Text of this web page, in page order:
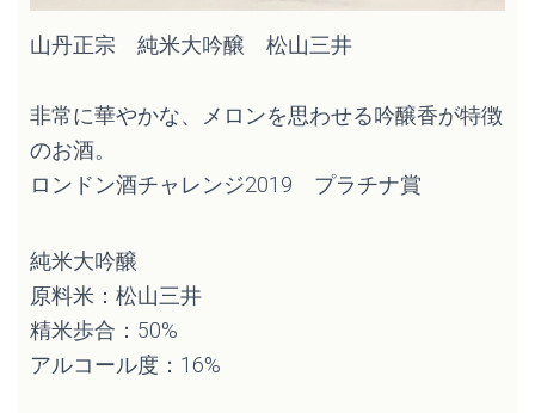
山丹正宗 純米大吟醸 松山三井
非常に華やかな、メロンを思わせる吟醸香が特徴
のお酒。
ロンドン酒チャレンジ2019 プラチナ賞
純米大吟醸
原料米：松山三井
精米歩合：50%
アルコール度：16%